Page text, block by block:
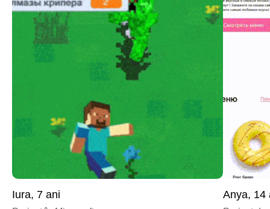
Iura, 7 ani Anya, 14